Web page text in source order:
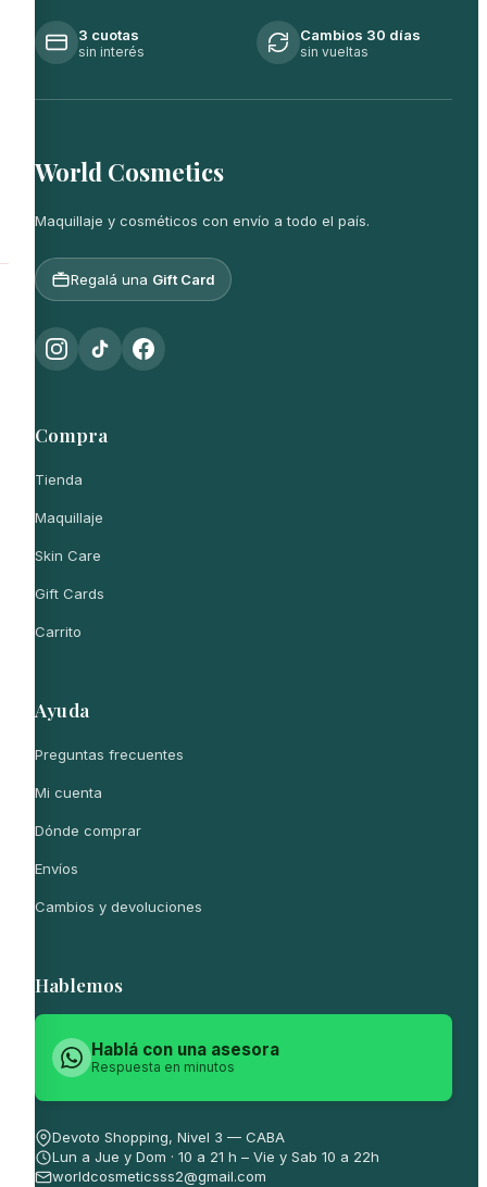
3 cuotas
sin interés
Cambios 30 días
sin vueltas
World Cosmetics
Maquillaje y cosméticos con envío a todo el país.
Regalá una Gift Card
Compra
Tienda
Maquillaje
Skin Care
Gift Cards
Carrito
Ayuda
Preguntas frecuentes
Mi cuenta
Dónde comprar
Envíos
Cambios y devoluciones
Hablemos
Hablá con una asesora
Respuesta en minutos
Devoto Shopping, Nivel 3 — CABA
Lun a Jue y Dom · 10 a 21 h – Vie y Sab 10 a 22h
worldcosmeticsss2@gmail.com